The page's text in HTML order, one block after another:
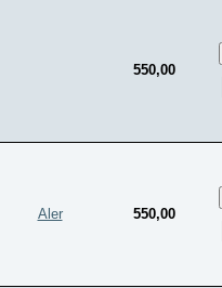
550,00
Aler
550,00